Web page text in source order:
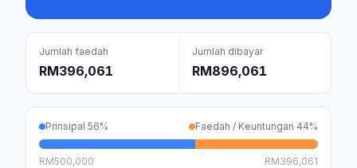
Jumlah faedah
RM396,061
Jumlah dibayar
RM896,061
Prinsipal 56% Faedah / Keuntungan 44%
RM500,000 RM396,061